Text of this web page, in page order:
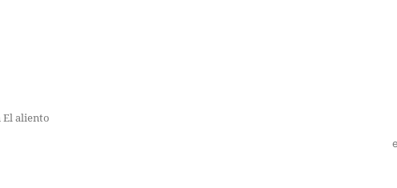
El aliento